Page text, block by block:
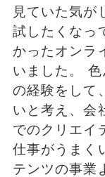
見ていた気が
試したくなっ
かったオンラ
いました。
の経験をして
いと考え、会
でのクリエイ
仕事がうまく
テンツの事業